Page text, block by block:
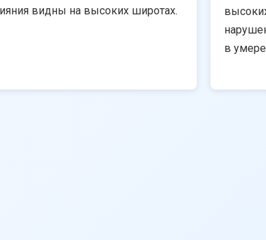
видны на высоких широтах.
в